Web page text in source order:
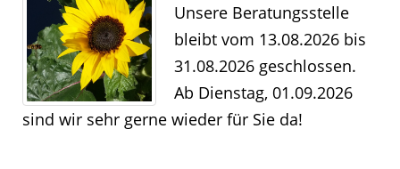
Unsere Beratungsstelle
bleibt vom 13.08.2026 bis
31.08.2026 geschlossen.
Ab Dienstag, 01.09.2026
sind wir sehr gerne wieder für Sie da!